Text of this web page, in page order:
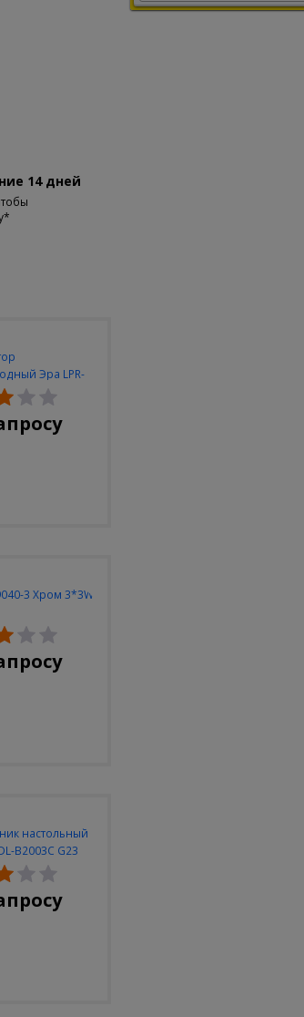
14 дней
Эра LPR-
M
3 Хром 3*3W
настольный
B2003C G23